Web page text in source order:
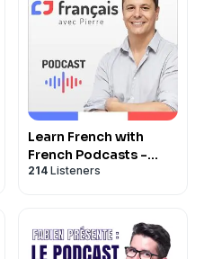
Learn French with
French Podcasts -
Français avec Pierre
214 Listeners